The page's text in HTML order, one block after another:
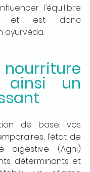
l’équilibre
et est donc
ayurvéda.
ainsi un
de base, vos
l’état de
digestive (Agni)
déterminants et